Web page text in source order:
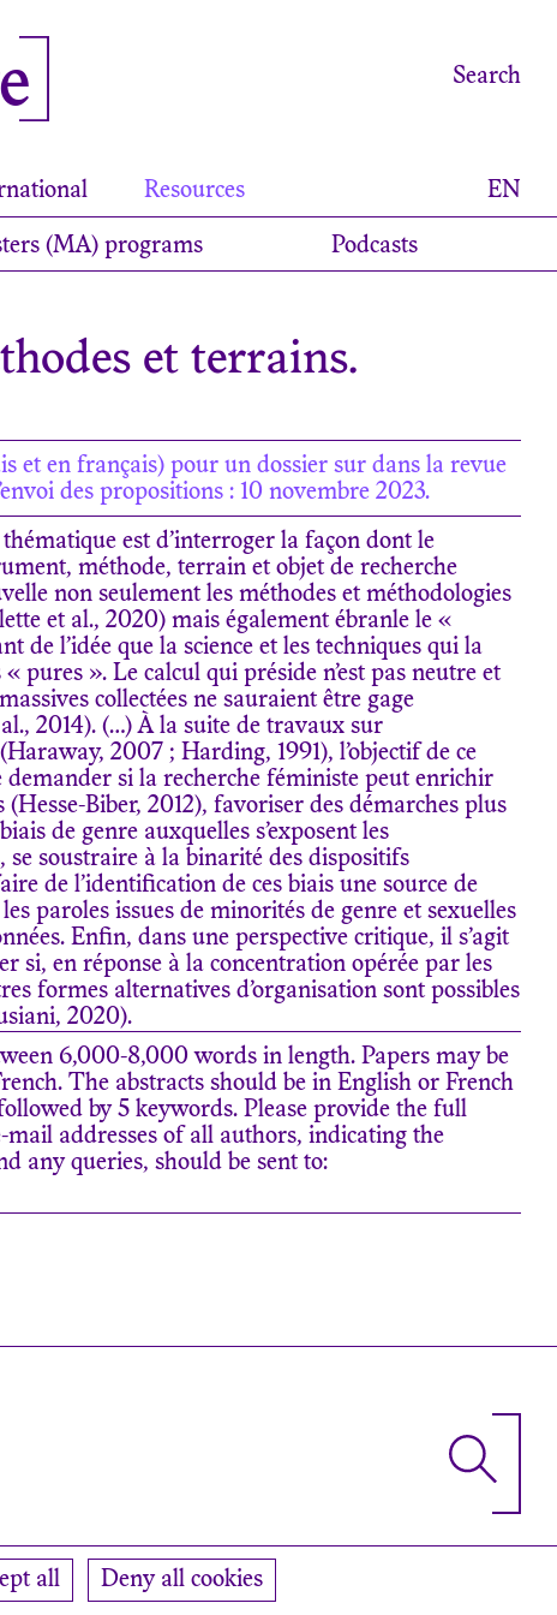
Search
Resources EN
(MA) programs Podcasts
et terrains.
et en français) pour un dossier sur dans la revue
des propositions : 10 novembre 2023.
est d’interroger la façon dont le
méthode, terrain et objet de recherche
non seulement les méthodes et méthodologies
et al., 2020) mais également ébranle le «
de l’idée que la science et les techniques qui la
« pures ». Le calcul qui préside n’est pas neutre et
collectées ne sauraient être gage
., 2014). (…) À la suite de travaux sur
2007 ; Harding, 1991), l’objectif de ce
demander si la recherche féministe peut enrichir
Biber, 2012), favoriser des démarches plus
de genre auxquelles s’exposent les
se soustraire à la binarité des dispositifs
de l’identification de ces biais une source de
paroles issues de minorités de genre et sexuelles
Enfin, dans une perspective critique, il s’agit
si, en réponse à la concentration opérée par les
formes alternatives d’organisation sont possibles
2020).
6,000-8,000 words in length. Papers may be
The abstracts should be in English or French
by 5 keywords. Please provide the full
addresses of all authors, indicating the
any queries, should be sent to:
all Deny all cookies